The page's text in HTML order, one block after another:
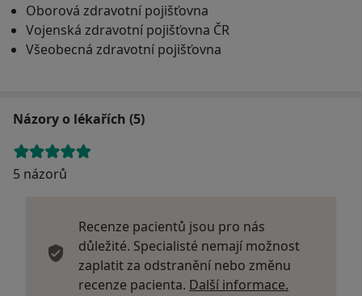
Oborová zdravotní pojišťovna
Vojenská zdravotní pojišťovna ČR
Všeobecná zdravotní pojišťovna
Názory o lékařích (5)
5 názorů
Recenze pacientů jsou pro nás
důležité. Specialisté nemají možnost
zaplatit za odstranění nebo změnu
recenze pacienta. Další informace.